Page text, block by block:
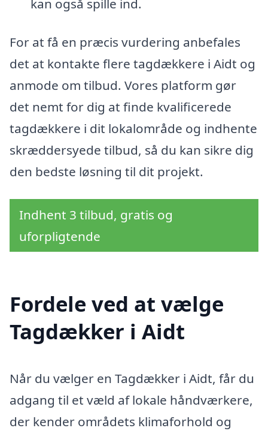
kan også spille ind.
For at få en præcis vurdering anbefales
det at kontakte flere tagdækkere i Aidt og
anmode om tilbud. Vores platform gør
det nemt for dig at finde kvalificerede
tagdækkere i dit lokalområde og indhente
skræddersyede tilbud, så du kan sikre dig
den bedste løsning til dit projekt.
Indhent 3 tilbud, gratis og
uforpligtende
Fordele ved at vælge
Tagdækker i Aidt
Når du vælger en Tagdækker i Aidt, får du
adgang til et væld af lokale håndværkere,
der kender områdets klimaforhold og